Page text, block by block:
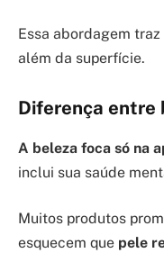
Essa abordagem traz
além da superfície.
Diferença entre
A beleza foca só na
inclui sua saúde
Muitos produtos
esquecem que pele